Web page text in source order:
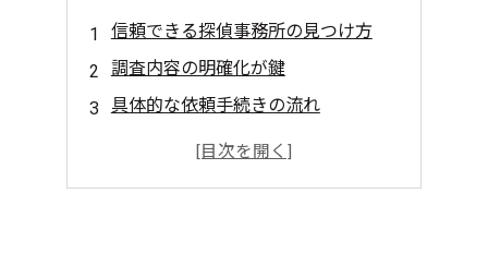
信頼できる探偵事務所の見つけ方
調査内容の明確化が鍵
具体的な依頼手続きの流れ
報告書受け取り後の心の整理